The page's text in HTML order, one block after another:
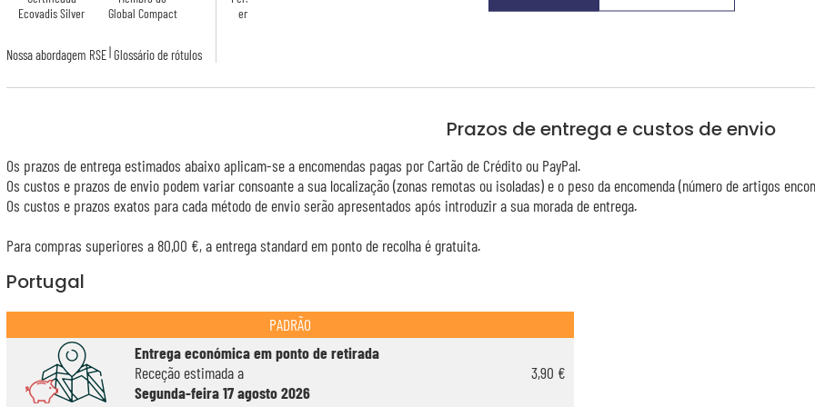
Ecovadis Silver
Global Compact
Nossa abordagem RSE| Glossário de rótulos
em França
Prazos de entrega e custos de envio
Os prazos de entrega estimados abaixo aplicam-se a encomendas pagas por Cartão de Crédito ou PayPal.
Os custos e prazos de envio podem variar consoante a sua localização (zonas remotas ou isoladas) e o peso da encomenda (número de artigos
Os custos e prazos exatos para cada método de envio serão apresentados após introduzir a sua morada de entrega.
Para compras superiores a 80,00 €, a entrega standard em ponto de recolha é gratuita.
Portugal
PADRÃO
Entrega económica em ponto de retirada
Receção estimada a
Segunda-feira 17 agosto 2026
3,90 €